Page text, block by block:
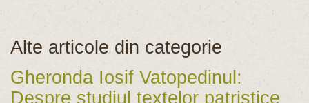
Alte articole din categorie
Gheronda Iosif Vatopedinul:
Despre studiul textelor patristice